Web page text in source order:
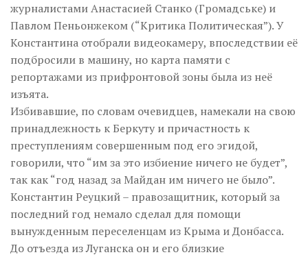
журналистами Анастасией Станко (Громадське) и
Павлом Пеньонжеком (“Критика Политическая”). У
Константина отобрали видеокамеру, впоследствии её
подбросили в машину, но карта памяти с
репортажами из прифронтовой зоны была из неё
изъята.
Избивавшие, по словам очевидцев, намекали на свою
принадлежность к Беркуту и причастность к
преступлениям совершенным под его эгидой,
говорили, что “им за это избиение ничего не будет”,
так как “год назад за Майдан им ничего не было”.
Константин Реуцкий – правозащитник, который за
последний год немало сделал для помощи
вынужденным переселенцам из Крыма и Донбасса.
До отъезда из Луганска он и его близкие